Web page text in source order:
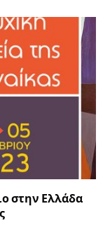
στην Ελλάδα